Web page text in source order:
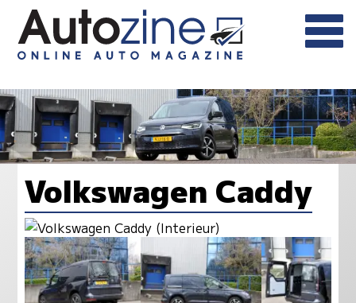
Volkswagen Caddy